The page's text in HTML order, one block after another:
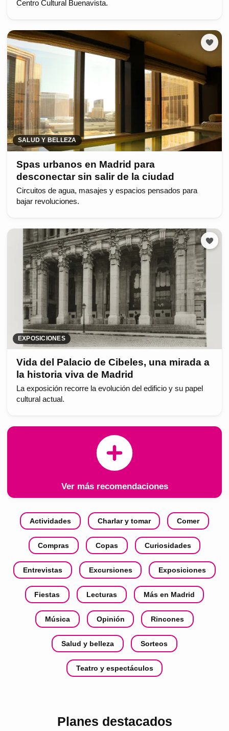
Centro Cultural Buenavista.
SALUD Y BELLEZA
Spas urbanos en Madrid para
desconectar sin salir de la ciudad
Circuitos de agua, masajes y espacios pensados para
bajar revoluciones.
EXPOSICIONES
Vida del Palacio de Cibeles, una mirada a
la historia viva de Madrid
La exposición recorre la evolución del edificio y su papel
cultural actual.
Ver más recomendaciones
Actividades Charlar y tomar Comer
Compras Copas Curiosidades
Entrevistas Excursiones Exposiciones
Fiestas Lecturas Más en Madrid
Música Opinión Rincones
Salud y belleza Sorteos
Teatro y espectáculos
Planes destacados